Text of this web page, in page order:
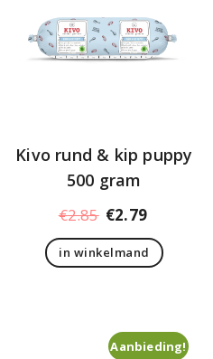
Kivo rund & kip puppy
500 gram
€2.85 Oorspronkelijke
prijs
was:
€2.79
prijs
is:
in winkelmand
Aanbieding!